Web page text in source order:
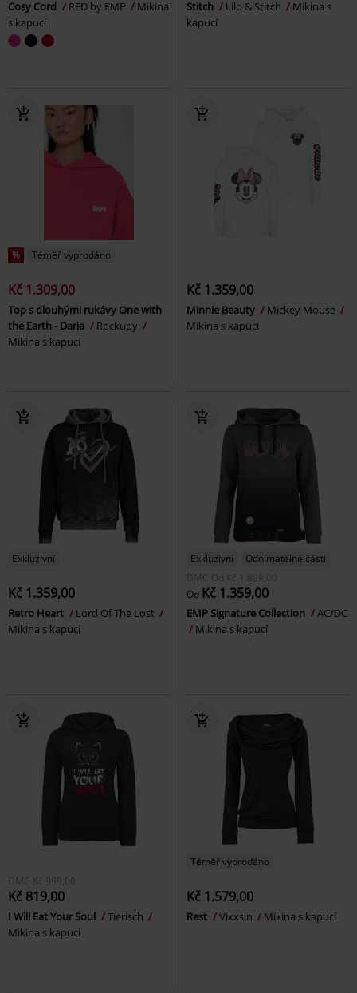
Cosy Cord RED by EMP
Mikina
s kapucí
Stitch Lilo & Stitch
Mikina s
kapucí
% Téměř vyprodáno
Kč 1.309,00
Top s dlouhými rukávy One with
the Earth - Daria
Rockupy
Mikina s kapucí
Kč 1.359,00
Minnie Beauty
Mickey Mouse
Mikina s kapucí
Exkluzivní
Kč 1.359,00
Retro Heart
Lord Of The Lost
Mikina s kapucí
Exkluzivní
Odnímatelné části
DMC Od Kč 1.899,00
Od Kč 1.359,00
EMP Signature Collection
AC/DC
Mikina s kapucí
DMC Kč 999,00
Kč 819,00
I Will Eat Your Soul
Tierisch
Mikina s kapucí
Téměř vyprodáno
Kč 1.579,00
Rest Vixxsin Mikina s kapucí